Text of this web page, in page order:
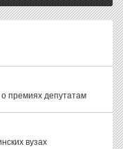
премиях депутатам
вузах